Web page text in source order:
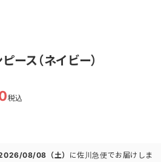
ース（ネイビー）
税込
08/08（土） に佐川急便でお届けしま